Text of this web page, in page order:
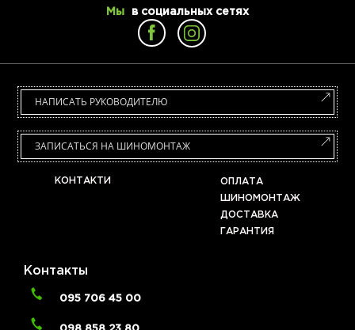
Мы в социальных сетях
НАПИСАТЬ РУКОВОДИТЕЛЮ
ЗАПИСАТЬСЯ НА ШИНОМОНТАЖ
КОНТАКТИ
ОПЛАТА
ШИНОМОНТАЖ
ДОСТАВКА
ГАРАНТИЯ
Контакты
095 706 45 00